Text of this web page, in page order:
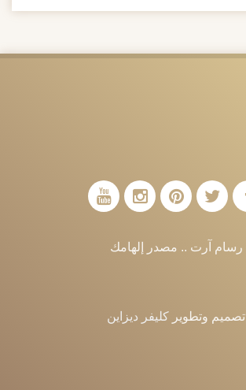
رسام آرت .. مصدر إلهامك
تصميم وتطوير كليفر ديزاين